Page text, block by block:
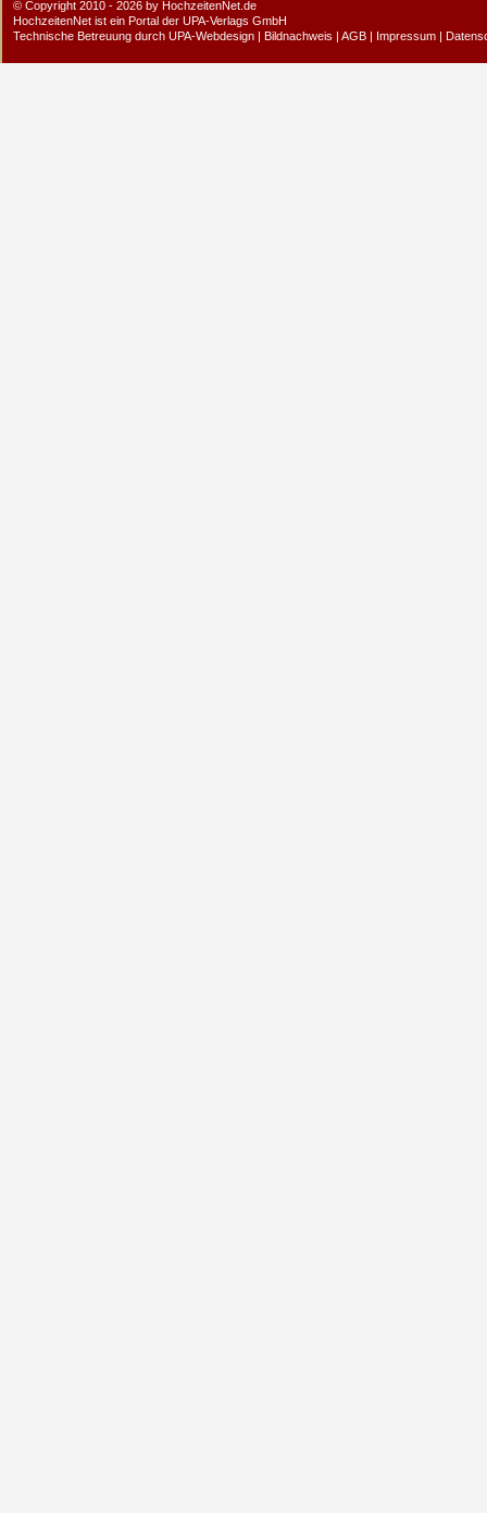
© Copyright 2010 - 2026 by HochzeitenNet.de
HochzeitenNet ist ein Portal der UPA-Verlags GmbH
Technische Betreuung durch UPA-Webdesign | Bildnachweis | AGB | Impressum |